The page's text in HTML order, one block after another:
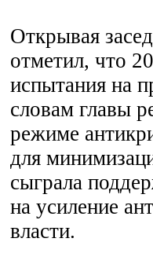
Открывая
отметил, что
испытания на
словам главы
режиме
для
сыграла
на усиление
власти.